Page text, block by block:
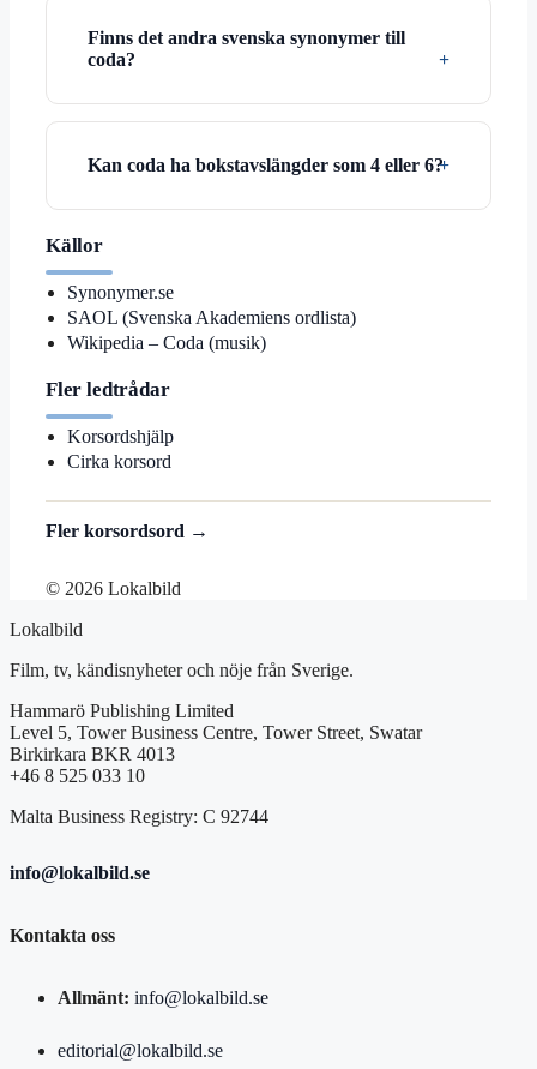
Finns det andra svenska synonymer till
coda?
Kan coda ha bokstavslängder som 4 eller 6?
Källor
Synonymer.se
SAOL (Svenska Akademiens ordlista)
Wikipedia – Coda (musik)
Fler ledtrådar
Korsordshjälp
Cirka korsord
Fler korsordsord →
© 2026 Lokalbild
Lokalbild
Film, tv, kändisnyheter och nöje från Sverige.
Hammarö Publishing Limited
Level 5, Tower Business Centre, Tower Street, Swatar
Birkirkara BKR 4013
+46 8 525 033 10
Malta Business Registry: C 92744
info@lokalbild.se
Kontakta oss
Allmänt: info@lokalbild.se
editorial@lokalbild.se